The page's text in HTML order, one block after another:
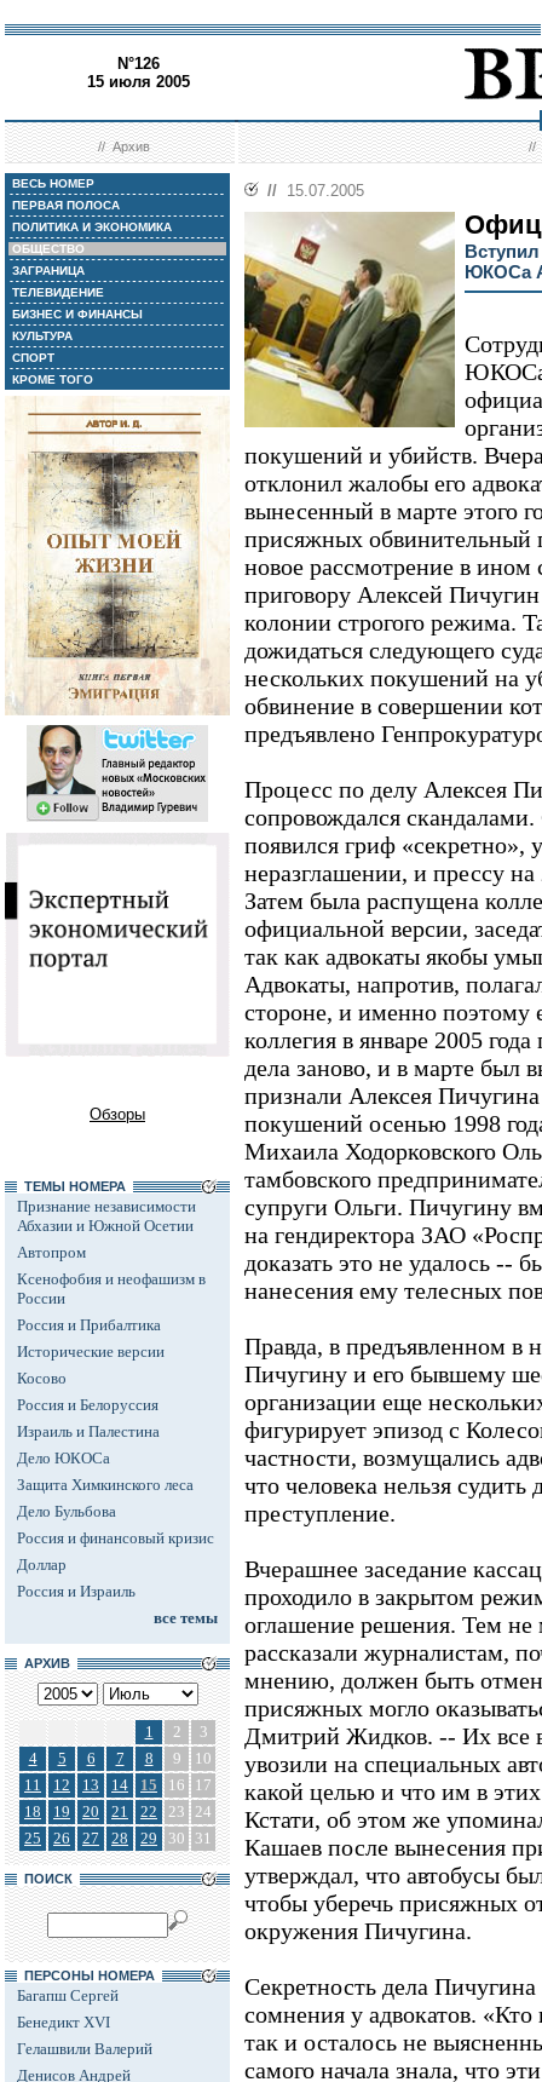
N°126
15 июля 2005
//Архив //
ВЕСЬ НОМЕР
ПЕРВАЯ ПОЛОСА
ПОЛИТИКА И ЭКОНОМИКА
ОБЩЕСТВО
ЗАГРАНИЦА
ТЕЛЕВИДЕНИЕ
БИЗНЕС И ФИНАНСЫ
КУЛЬТУРА
СПОРТ
КРОМЕ ТОГО
Обзоры
ТЕМЫ НОМЕРА
Признание независимости
Абхазии и Южной Осетии
Автопром
Ксенофобия и неофашизм в
России
Россия и Прибалтика
Исторические версии
Косово
Россия и Белоруссия
Израиль и Палестина
Дело ЮКОСа
Защита Химкинского леса
Дело Бульбова
Россия и финансовый кризис
Доллар
Россия и Израиль
все темы
АРХИВ
1 2
3
4
5 6 7 8 9
10
11
12 13 14 15 16
17
18
19 20 21 22 23 24
25
26 27 28 29 30 31
ПОИСК
ПЕРСОНЫ НОМЕРА
Багапш Сергей
Бенедикт XVI
Гелашвили Валерий
Денисов Андрей
// 15.07.2005
ЮКОСа
ЮКОСа
покушений и убийств.
отклонил жалобы его
вынесенный в марте этого
присяжных обвинительный
новое рассмотрение в ином
приговору Алексей
колонии строгого режима.
дожидаться следующего
нескольких покушений на
обвинение в совершении
предъявлено
Процесс по делу Алексея
сопровождался
появился гриф «секретно»,
неразглашении, и прессу
Затем была распущена
официальной версии,
так как адвокаты якобы
Адвокаты, напротив,
стороне, и именно поэтому
коллегия в январе 2005
дела заново, и в марте был
признали Алексея
покушений осенью 1998
Михаила Ходорковского
тамбовского
супруги Ольги. Пичугину
на гендиректора ЗАО
доказать это не удалось --
нанесения ему телесных
Правда, в предъявленном в
Пичугину и его бывшему
организации еще
фигурирует эпизод с
частности, возмущались
что человека нельзя
преступление.
Вчерашнее заседание
проходило в закрытом
оглашение решения. Тем не
рассказали журналистам,
мнению, должен быть
присяжных могло
Дмитрий Жидков. -- Их все
увозили на специальных
какой целью и что им в этих
Кстати, об этом же
Кашаев после вынесения
утверждал, что автобусы
чтобы уберечь присяжных
окружения Пичугина.
Секретность дела
сомнения у адвокатов.
так и осталось не
самого начала знала, что